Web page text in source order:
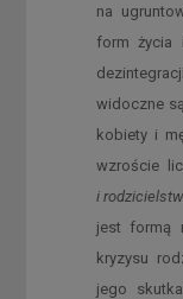
na
form życia
widoczne
kobiety i
wzroście
i
jest formą
kryzysu
jego